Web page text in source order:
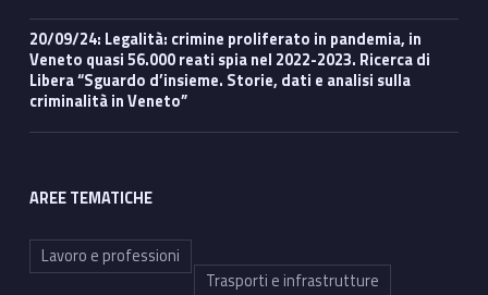
20/09/24: Legalità: crimine proliferato in pandemia, in
Veneto quasi 56.000 reati spia nel 2022-2023. Ricerca di
Libera “Sguardo d’insieme. Storie, dati e analisi sulla
criminalità in Veneto”
AREE TEMATICHE
Lavoro e professioni
Trasporti e infrastrutture